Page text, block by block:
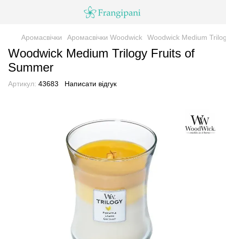
Аромасвічки Аромасвічки Woodwick Woodwick Medium
Woodwick Medium Trilogy Fruits of
Summer
Артикул: 43683 Написати відгук